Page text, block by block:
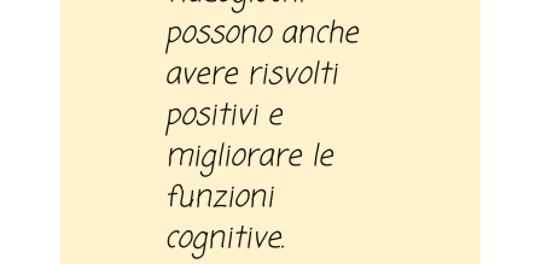
possono anche
avere risvolti
positivi e
migliorare le
funzioni
cognitive.